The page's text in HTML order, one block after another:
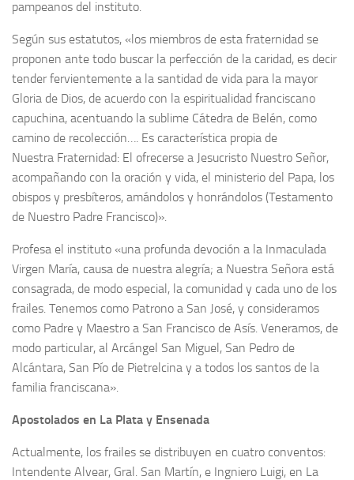
pampeanos del instituto.
Según sus estatutos, «los miembros de esta fraternidad se
proponen ante todo buscar la perfección de la caridad, es decir
tender fervientemente a la santidad de vida para la mayor
Gloria de Dios, de acuerdo con la espiritualidad franciscano
capuchina, acentuando la sublime Cátedra de Belén, como
camino de recolección…. Es característica propia de
Nuestra Fraternidad: El ofrecerse a Jesucristo Nuestro Señor,
acompañando con la oración y vida, el ministerio del Papa, los
obispos y presbíteros, amándolos y honrándolos (Testamento
de Nuestro Padre Francisco)».
Profesa el instituto «una profunda devoción a la Inmaculada
Virgen María, causa de nuestra alegría; a Nuestra Señora está
consagrada, de modo especial, la comunidad y cada uno de los
frailes. Tenemos como Patrono a San José, y consideramos
como Padre y Maestro a San Francisco de Asís. Veneramos, de
modo particular, al Arcángel San Miguel, San Pedro de
Alcántara, San Pío de Pietrelcina y a todos los santos de la
familia franciscana».
Apostolados en La Plata y Ensenada
Actualmente, los frailes se distribuyen en cuatro conventos:
Intendente Alvear, Gral. San Martín, e Ingniero Luigi, en La